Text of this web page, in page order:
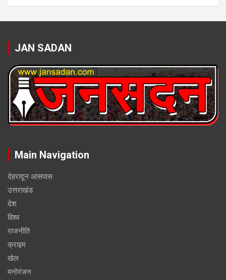
JAN SADAN
Main Navigation
देहरादून आसपास
उत्तराखंड
देश
विश्व
राजनीति
क्राइम
खेल
मनोरंजन